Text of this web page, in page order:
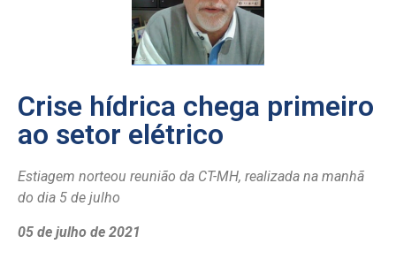
Crise hídrica chega primeiro
ao setor elétrico
Estiagem norteou reunião da CT-MH, realizada na manhã
do dia 5 de julho
05 de julho de 2021